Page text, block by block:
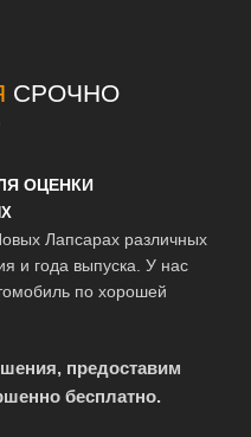
СРОЧНО
ОЦЕНКИ
Лапсарах различных
и года выпуска. У нас
по хорошей
предоставим
бесплатно.